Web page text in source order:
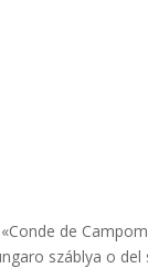
de
száblya o